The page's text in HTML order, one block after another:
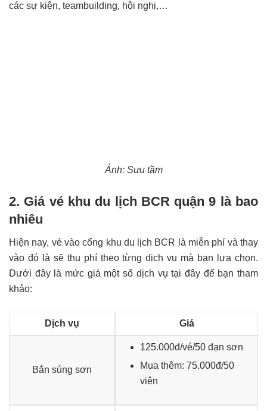
các sự kiện, teambuilding, hội nghị,…
Ảnh: Sưu tầm
2. Giá vé khu du lịch BCR quận 9 là bao
nhiêu
Hiện nay, vé vào cổng khu du lịch BCR là miễn phí và thay
vào đó là sẽ thu phí theo từng dịch vụ mà bạn lựa chọn.
Dưới đây là mức giá một số dịch vụ tại đây để bạn tham
khảo:
Dịch vụ Giá
Bắn súng sơn
125.000đ/vé/50 đạn sơn
Mua thêm: 75.000đ/50
viên